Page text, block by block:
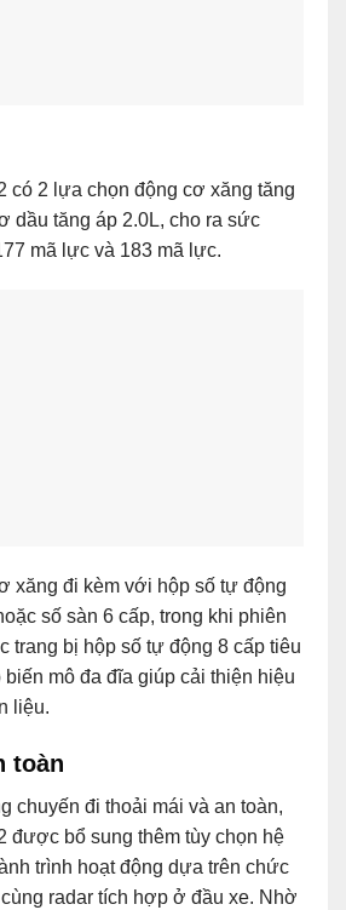
có 2 lựa chọn động cơ xăng tăng
dầu tăng áp 2.0L, cho ra sức
mã lực và 183 mã lực.
xăng đi kèm với hộp số tự động
số sàn 6 cấp, trong khi phiên
trang bị hộp số tự động 8 cấp tiêu
mô đa đĩa giúp cải thiện hiệu
liệu.
toàn
chuyến đi thoải mái và an toàn,
được bổ sung thêm tùy chọn hệ
trình hoạt động dựa trên chức
radar tích hợp ở đầu xe. Nhờ